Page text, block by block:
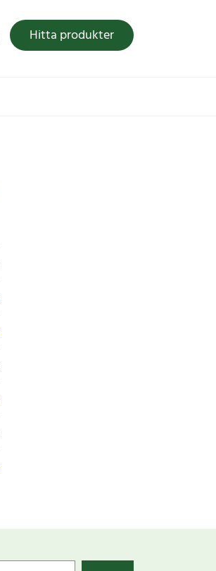
Hitta produkter